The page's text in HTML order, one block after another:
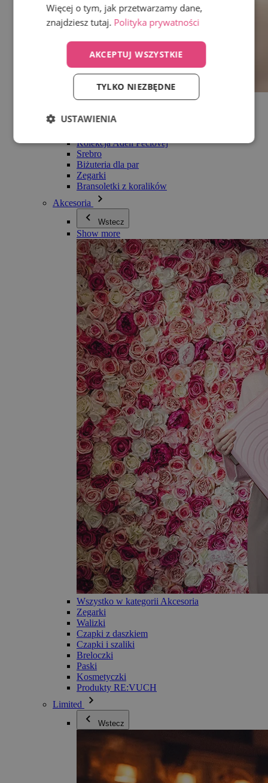
Wszystko w kategorii Biżuteria
Bransoletki
Kolekcja Adéli Pečlovej
Srebro
Biżuteria dla par
Zegarki
Bransoletki z koralików
Akcesoria
Wstecz
Show more
Wszystko w kategorii Akcesoria
Zegarki
Walizki
Czapki z daszkiem
Czapki i szaliki
Breloczki
Paski
Kosmetyczki
Produkty RE:VUCH
Limited
Wstecz
Więcej o tym, jak przetwarzamy dane,
znajdziesz tutaj. Polityka prywatności
AKCEPTUJ WSZYSTKIE
TYLKO NIEZBĘDNE
USTAWIENIA